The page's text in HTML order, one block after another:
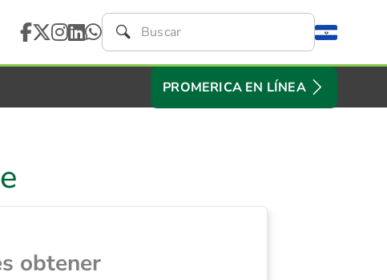
PROMERICA EN LÍNEA
obtener